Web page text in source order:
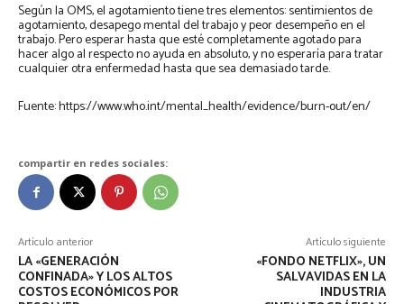
Según la OMS, el agotamiento tiene tres elementos: sentimientos de
agotamiento, desapego mental del trabajo y peor desempeño en el
trabajo. Pero esperar hasta que esté completamente agotado para
hacer algo al respecto no ayuda en absoluto, y no esperaría para tratar
cualquier otra enfermedad hasta que sea demasiado tarde.
Fuente: https://www.who.int/mental_health/evidence/burn-out/en/
compartir en redes sociales:
Artículo anterior
LA «GENERACIÓN
CONFINADA» Y LOS ALTOS
COSTOS ECONÓMICOS POR
Artículo siguiente
«FONDO NETFLIX», UN
SALVAVIDAS EN LA
INDUSTRIA